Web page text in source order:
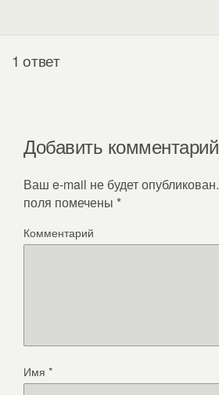
1 ответ
Добавить комментарий
Ваш e-mail не будет опубликован.
поля помечены *
Комментарий
Имя *